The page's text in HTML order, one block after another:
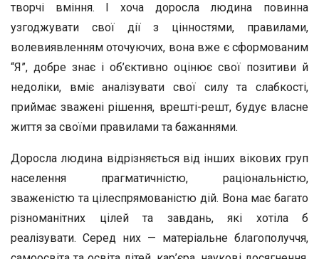
творчі вміння. І хоча доросла людина повинна
узгоджувати свої дії з цінностями, правилами,
волевиявленням оточуючих, вона вже є сформованим
“Я”, добре знає і об’єктивно оцінює свої позитиви й
недоліки, вміє аналізувати свої силу та слабкості,
приймає зважені рішення, врешті-решт, будує власне
життя за своїми правилами та бажаннями.
Доросла людина відрізняється від інших вікових груп
населення прагматичністю, раціональністю,
зваженістю та цілеспрямованістю дій. Вона має багато
різноманітних цілей та завдань, які хотіла б
реалізувати. Серед них — матеріальне благополуччя,